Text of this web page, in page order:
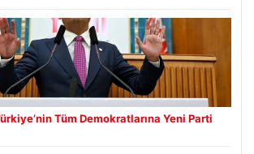
Tüm Demokratlarına Yeni Parti